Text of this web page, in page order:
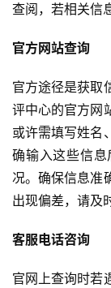
查阅，若相关信
官方网站查询
官方途径是获取
评中心的官方网
或许需填写姓名
确输入这些信
况。确保信息准
出现偏差，请及
客服电话咨询
官网上查询时若